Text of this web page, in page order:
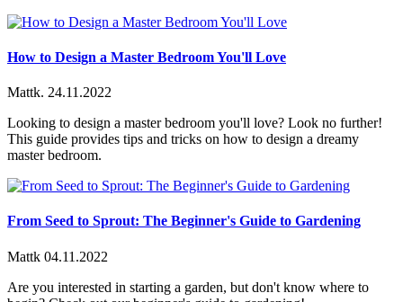
How to Design a Master Bedroom You'll Love
Mattk. 24.11.2022
Looking to design a master bedroom you'll love? Look no further!
This guide provides tips and tricks on how to design a dreamy
master bedroom.
From Seed to Sprout: The Beginner's Guide to Gardening
Mattk 04.11.2022
Are you interested in starting a garden, but don't know where to